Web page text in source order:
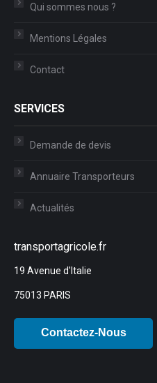
Qui sommes nous ?
Mentions Légales
Contact
SERVICES
Demande de devis
Annuaire Transporteurs
Actualités
transportagricole.fr
19 Avenue d'Italie
75013 PARIS